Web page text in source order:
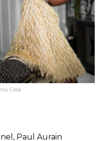
Créa
Paul Aurain